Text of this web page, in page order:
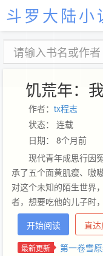
斗罗大陆小
饥荒年：
作者： tx程志
状态： 连载
日期： 8个月前
现代青年成思行因
承了五个面黄肌瘦、嗷
对这个未知的陌生世界
者，想要吃他的儿子时
系统……前世因救人而
人吃人的世道，仁慈救
就杀出一条血路，带
开始阅读 直
最新更新 第一卷雪